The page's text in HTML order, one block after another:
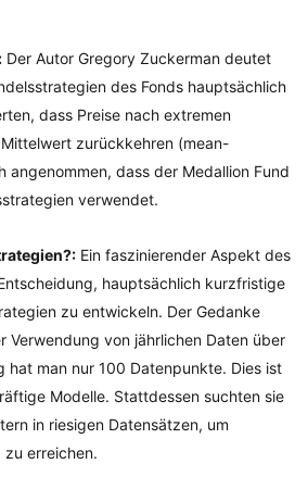
Der Autor Gregory Zuckerman deutet
des Fonds hauptsächlich
dass Preise nach extremen
zurückkehren (mean-
angenommen, dass der Medallion Fund
verwendet.
Ein faszinierender Aspekt des
hauptsächlich kurzfristige
zu entwickeln. Der Gedanke
Verwendung von jährlichen Daten über
hat man nur 100 Datenpunkte. Dies ist
Modelle. Stattdessen suchten sie
in riesigen Datensätzen, um
erreichen.